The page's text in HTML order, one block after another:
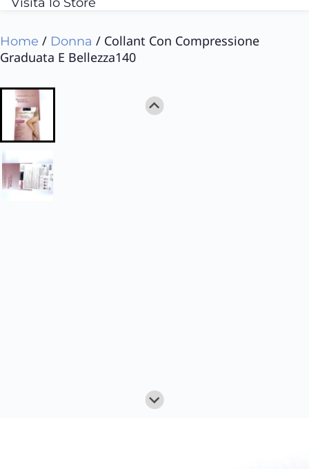
Home / Donna / Collant Con Compressione
Graduata E Bellezza140